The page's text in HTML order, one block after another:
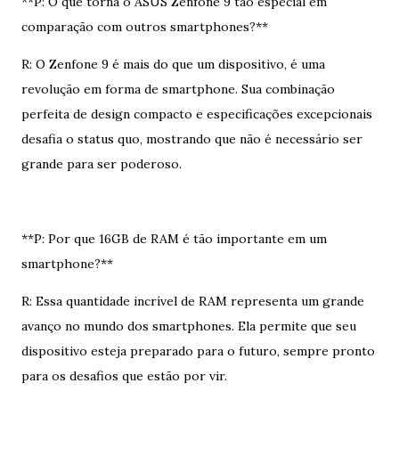
comparação com outros smartphones?**
R: O Zenfone 9 é mais do que um dispositivo, é uma
revolução em forma de smartphone. Sua combinação
perfeita de design compacto e especificações excepcionais
desafia o status quo, mostrando que não é necessário ser
grande para ser poderoso.
**P: Por que 16GB de RAM é tão importante em um
smartphone?**
R: Essa quantidade incrível de RAM representa um grande
avanço no mundo dos smartphones. Ela permite que seu
dispositivo esteja preparado para o futuro, sempre pronto
para os desafios que estão por vir.